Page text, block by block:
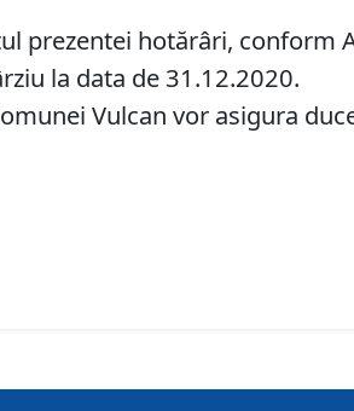
prezentei hotărâri, conform
la data de 31.12.2020.
Vulcan vor asigura